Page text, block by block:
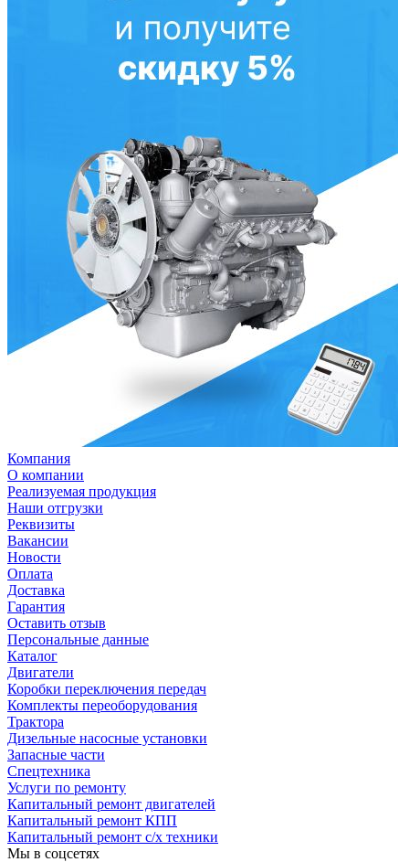
Компания
О компании
Реализуемая продукция
Наши отгрузки
Реквизиты
Вакансии
Новости
Оплата
Доставка
Гарантия
Оставить отзыв
Персональные данные
Каталог
Двигатели
Коробки переключения передач
Комплекты переоборудования
Трактора
Дизельные насосные установки
Запасные части
Спецтехника
Услуги по ремонту
Капитальный ремонт двигателей
Капитальный ремонт КПП
Капитальный ремонт с/х техники
Мы в соцсетях